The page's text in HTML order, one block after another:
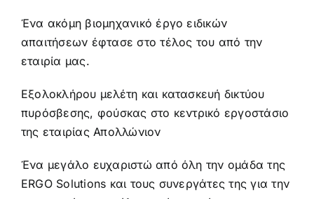
Ένα ακόμη βιομηχανικό έργο ειδικών
απαιτήσεων έφτασε στο τέλος του από την
εταιρία μας.
Εξολοκλήρου μελέτη και κατασκευή δικτύου
πυρόσβεσης, φούσκας στο κεντρικό εργοστάσιο
της εταιρίας Απολλώνιον
Ένα μεγάλο ευχαριστώ από όλη την ομάδα της
ERGO Solutions και τους συνεργάτες της για την